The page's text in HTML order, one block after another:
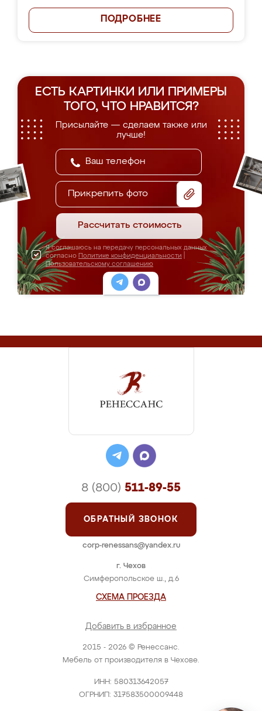
ПОДРОБНЕЕ
ЕСТЬ КАРТИНКИ ИЛИ ПРИМЕРЫ
ТОГО, ЧТО НРАВИТСЯ?
Присылайте — сделаем также или
лучше!
Прикрепить фото
Рассчитать стоимость
Я соглашаюсь на передачу персональных данных
согласно Политике конфиденциальности
Пользовательскому соглашению
2015 - 2026 © Ренессанс.
Мебель от производителя в Чехове.
ИНН: 580313642057
ОГРНИП: 317583500009448
г. Чехов
Симферопольское ш., д.6
СХЕМА ПРОЕЗДА
Добавить в избранное
8 (800) 511-89-55
ОБРАТНЫЙ ЗВОНОК
corp-renessans@yandex.ru